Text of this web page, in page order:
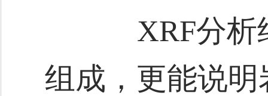
XRF分析结
组成，更能说